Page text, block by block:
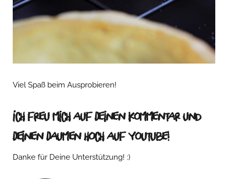
Viel Spaß beim Ausprobieren!
Ich freu mich auf Deinen Kommentar und
Deinen Daumen hoch auf Youtube!
Danke für Deine Unterstützung! :)